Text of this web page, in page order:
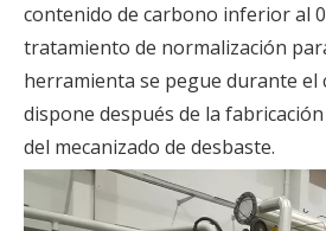
contenido de carbono inferior al
tratamiento de normalización
herramienta se pegue durante el
dispone después de la
del mecanizado de desbaste.